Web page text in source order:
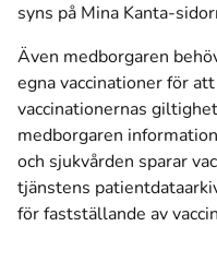
syns på Mina Kanta-
Även medborgaren
egna vaccinationer för
vaccinationernas
medborgaren
och sjukvården sparar
tjänstens
för fastställande av